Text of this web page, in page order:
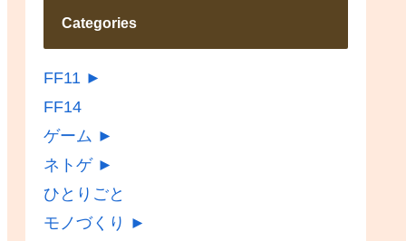
Categories
FF11 ►
FF14
ゲーム ►
ネトゲ ►
ひとりごと
モノづくり ►